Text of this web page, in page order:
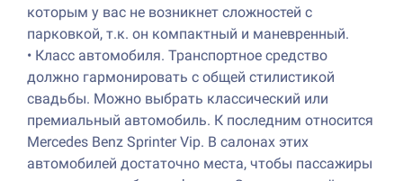
которым у вас не возникнет сложностей с
парковкой, т.к. он компактный и маневренный.
• Класс автомобиля. Транспортное средство
должно гармонировать с общей стилистикой
свадьбы. Можно выбрать классический или
премиальный автомобиль. К последним относится
Mercedes Benz Sprinter Vip. В салонах этих
автомобилей достаточно места, чтобы пассажиры